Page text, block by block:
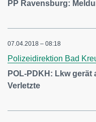
PP Ravensburg:
07.04.2018 – 08:18
Polizeidirektion Bad
POL-PDKH: Lkw
Verletzte